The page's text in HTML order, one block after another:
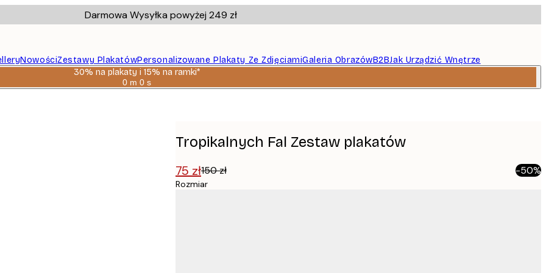
Darmowa Wysyłka powyżej 249 zł
NowościZestawy PlakatówPersonalizowane Plakaty Ze ZdjęciamiGaleria ObrazówB2BJak Urządzić Wnętrze
30% na plakaty i 15% na ramki*
0 m 0 s
Ważny
Tropikalnych Fal Zestaw plakatów
75 zł150 zł -50%
Rozmiar